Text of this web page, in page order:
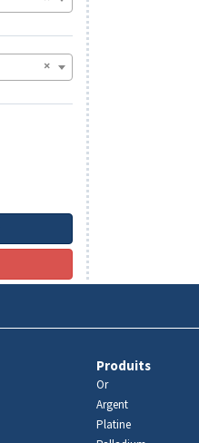
Produits
Or
Argent
Platine